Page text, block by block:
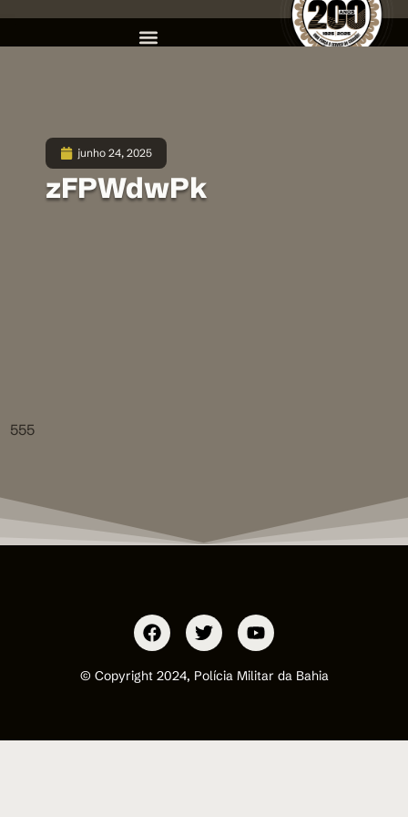
junho 24, 2025
zFPWdwPk
555
© Copyright 2024, Polícia Militar da Bahia